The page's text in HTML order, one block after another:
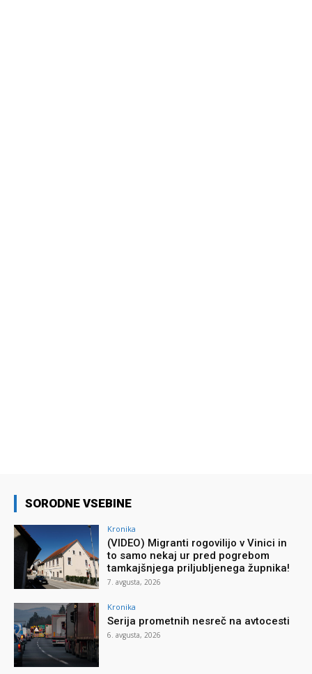
SORODNE VSEBINE
Kronika
(VIDEO) Migranti rogovilijo v Vinici in
to samo nekaj ur pred pogrebom
tamkajšnjega priljubljenega župnika!
7. avgusta, 2026
Kronika
Serija prometnih nesreč na avtocesti
6. avgusta, 2026